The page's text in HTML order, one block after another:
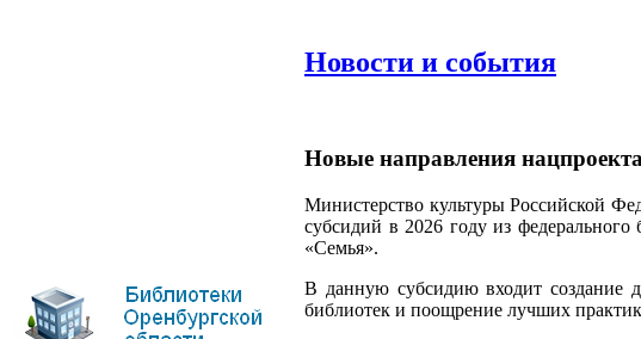
Новости и события
Новые направления
Министерство культуры Российской
субсидий в 2026 году из
«Семья».
В данную субсидию входит создание
библиотек и поощрение лучших